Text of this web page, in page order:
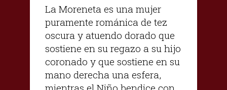
La Moreneta es una mujer
puramente románica de tez
oscura y atuendo dorado que
sostiene en su regazo a su hijo
coronado y que sostiene en su
mano derecha una esfera,